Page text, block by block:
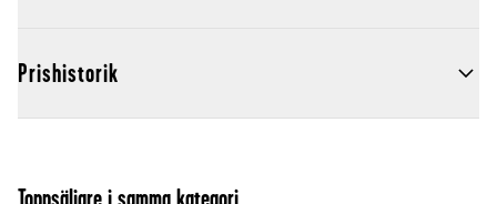
Prishistorik